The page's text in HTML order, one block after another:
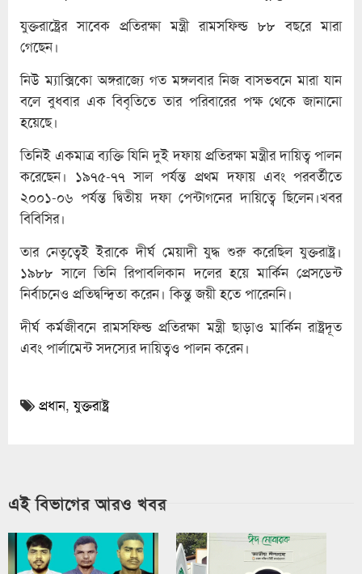
যুক্তরাষ্ট্রের সাবেক প্রতিরক্ষা মন্ত্রী রামসফিল্ড ৮৮ বছরে মারা
গেছেন।
নিউ ম্যাক্সিকো অঙ্গরাজ্যে গত মঙ্গলবার নিজ বাসভবনে মারা যান
বলে বুধবার এক বিবৃতিতে তার পরিবারের পক্ষ থেকে জানানো
হয়েছে।
তিনিই একমাত্র ব্যক্তি যিনি দুই দফায় প্রতিরক্ষা মন্ত্রীর দায়িত্ব পালন
করেছেন। ১৯৭৫-৭৭ সাল পর্যন্ত প্রথম দফায় এবং পরবর্তীতে
২০০১-০৬ পর্যন্ত দ্বিতীয় দফা পেন্টাগনের দায়িত্বে ছিলেন।খবর
বিবিসির।
তার নেতৃত্বেই ইরাকে দীর্ঘ মেয়াদী যুদ্ধ শুরু করেছিল যুক্তরাষ্ট্র।
১৯৮৮ সালে তিনি রিপাবলিকান দলের হয়ে মার্কিন প্রেসডেন্ট
নির্বাচনেও প্রতিদ্বন্দ্বিতা করেন। কিন্তু জয়ী হতে পারেননি।
দীর্ঘ কর্মজীবনে রামসফিল্ড প্রতিরক্ষা মন্ত্রী ছাড়াও মার্কিন রাষ্ট্রদূত
এবং পার্লামেন্ট সদস্যের দায়িত্বও পালন করেন।
প্রধান,যুক্তরাষ্ট্র
এই বিভাগের আরও খবর